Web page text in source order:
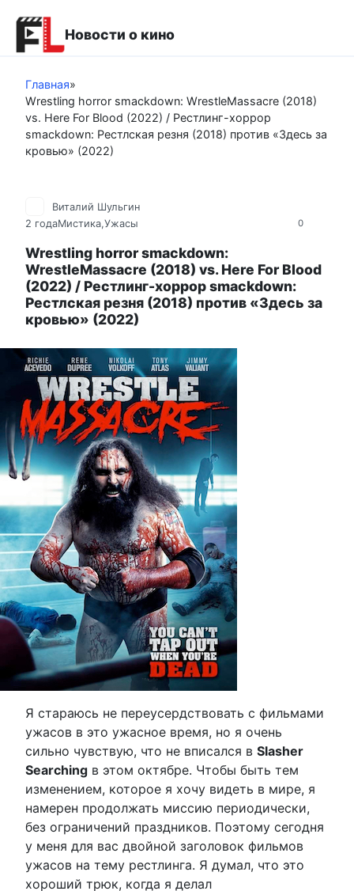
контенту
Новости о кино
Главная»
Wrestling horror smackdown: WrestleMassacre (2018)
vs. Here For Blood (2022) / Рестлинг-хоррор
smackdown: Рестлская резня (2018) против «Здесь за
кровью» (2022)
0
Виталий Шульгин
2 годаМистика,Ужасы
Wrestling horror smackdown:
WrestleMassacre (2018) vs. Here For Blood
(2022) / Рестлинг-хоррор smackdown:
Рестлская резня (2018) против «Здесь за
кровью» (2022)
Я стараюсь не переусердствовать с фильмами
ужасов в это ужасное время, но я очень
сильно чувствую, что не вписался в Slasher
Searching в этом октябре. Чтобы быть тем
изменением, которое я хочу видеть в мире, я
намерен продолжать миссию периодически,
без ограничений праздников. Поэтому сегодня
у меня для вас двойной заголовок фильмов
ужасов на тему рестлинга. Я думал, что это
хороший трюк, когда я делал